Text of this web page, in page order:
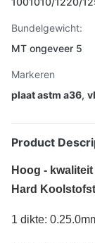
Bundelgewicht:
MT ongeveer 5
Markeren
plaat astm a36,
Product
Hoog -
Hard
1 dikte: